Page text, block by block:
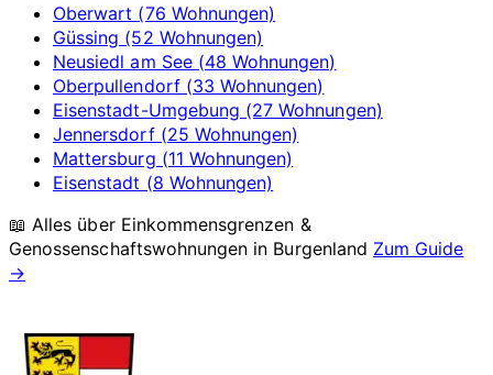
Oberwart (76 Wohnungen)
Güssing (52 Wohnungen)
Neusiedl am See (48 Wohnungen)
Oberpullendorf (33 Wohnungen)
Eisenstadt-Umgebung (27 Wohnungen)
Jennersdorf (25 Wohnungen)
Mattersburg (11 Wohnungen)
Eisenstadt (8 Wohnungen)
📖 Alles über Einkommensgrenzen &
Genossenschaftswohnungen in Burgenland Zum Guide
→